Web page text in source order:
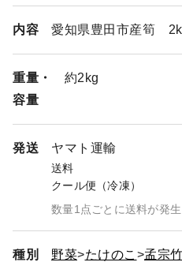
内容 愛知県豊田市産筍
重量・
容量
約2kg
発送 ヤマト運輸
送料
クール便（冷凍）
数量1点ごとに送料が発生
種別 野菜 たけのこ 孟宗竹